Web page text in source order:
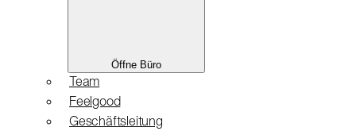
Öffne Büro
Team
Feelgood
Geschäftsleitung